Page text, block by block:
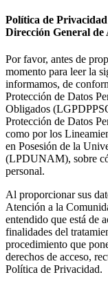
Política de Privacidad
Dirección General
Por favor, antes de
momento para leer la
informamos, de
Protección de Datos
Obligados
Protección de Datos
como por los
en Posesión de la
(LPDUNAM), sobre
personal.
Al proporcionar sus
Atención a la
entendido que está de
finalidades del
procedimiento que
derechos de acceso,
Política de Privacidad.